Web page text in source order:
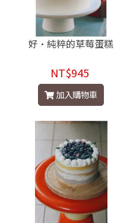
好·純粹的草莓蛋糕
NT$945
加入購物車